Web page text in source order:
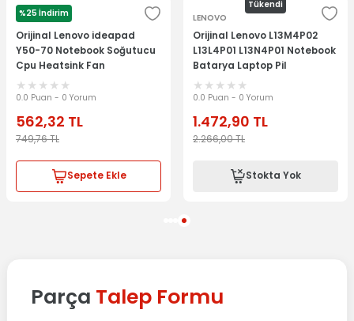
%25 İndirim
LENOVO
Orijinal Lenovo ideapad
Y50-70 Notebook Soğutucu
Cpu Heatsink Fan
AT14R0010C0
0.0 Puan - 0 Yorum
562,32 TL
749,76TL
Sepete Ekle
Tükendi
LENOVO
Orijinal Lenovo L13M4P02
L13L4P01 L13N4P01 Notebook
Batarya Laptop Pil
0.0 Puan - 0 Yorum
1.472,90 TL
2.266,00TL
Stokta Yok
Parça Talep Formu